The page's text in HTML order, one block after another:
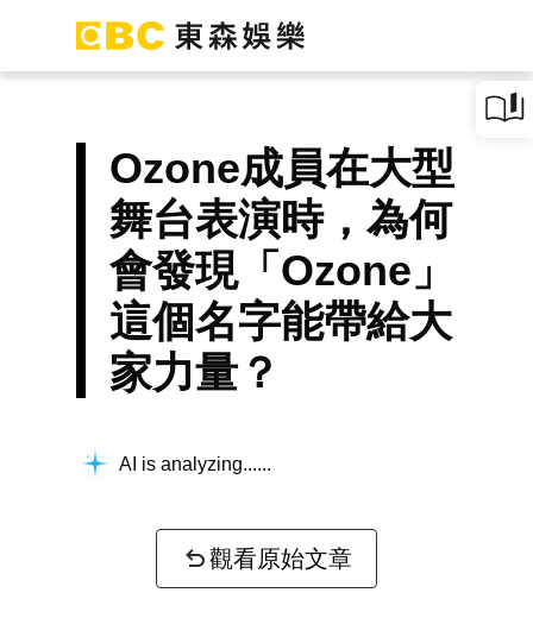
Ozone成員在大型
舞台表演時，為何
會發現「Ozone」
這個名字能帶給大
家力量？
AI is analyzing...
觀看原始文章